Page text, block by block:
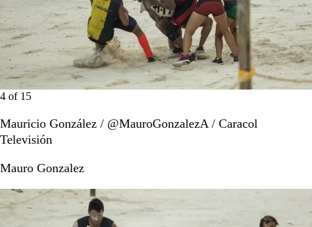
4 of 15
Mauricio González / @MauroGonzalezA / Caracol
Televisión
Mauro Gonzalez